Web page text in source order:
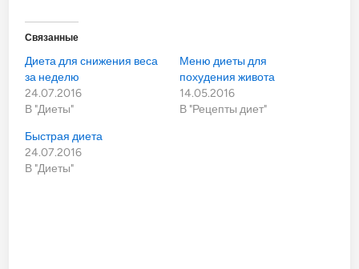
Связанные
Диета для снижения веса
за неделю
24.07.2016
В "Диеты"
Меню диеты для
похудения живота
14.05.2016
В "Рецепты диет"
Быстрая диета
24.07.2016
В "Диеты"